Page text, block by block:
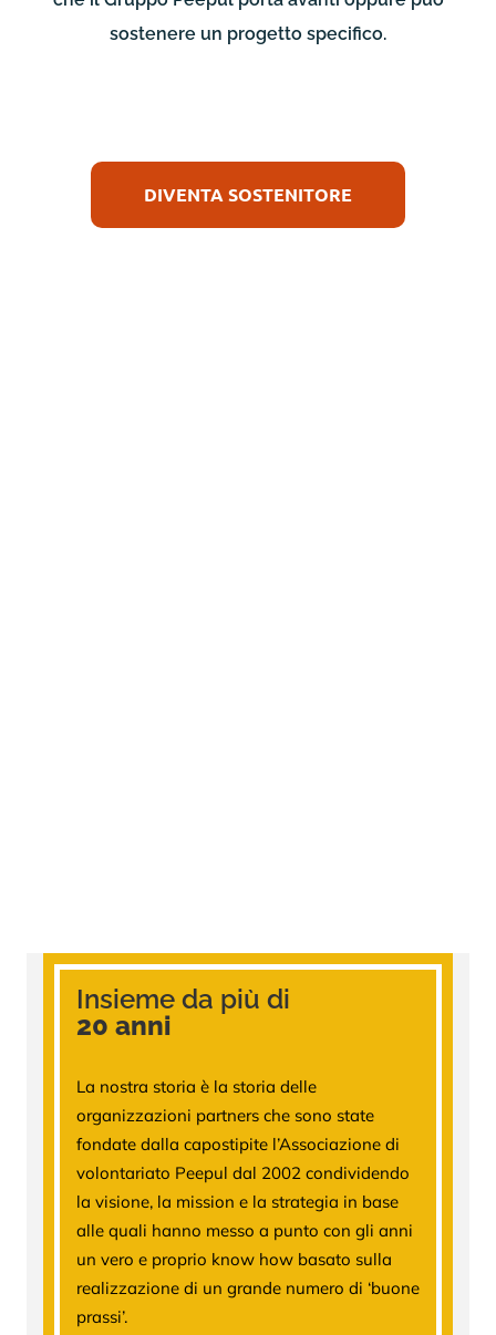
sostenere un progetto specifico.
DIVENTA SOSTENITORE
Insieme da più di
20 anni
La nostra storia è la storia delle
organizzazioni partners che sono state
fondate dalla capostipite l’Associazione di
volontariato Peepul dal 2002 condividendo
la visione, la mission e la strategia in base
alle quali hanno messo a punto con gli anni
un vero e proprio know how basato sulla
realizzazione di un grande numero di ‘buone
prassi’.